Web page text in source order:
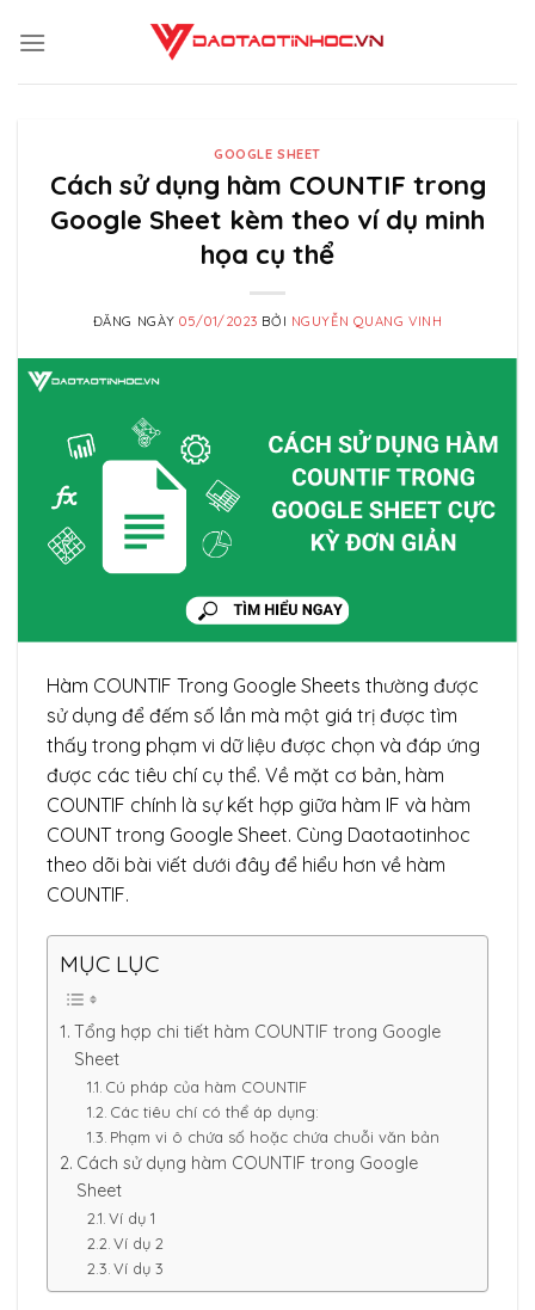
GOOGLE SHEET
Cách sử dụng hàm COUNTIF trong
Google Sheet kèm theo ví dụ minh
họa cụ thể
ĐĂNG NGÀY05/01/2023 BỞI NGUYỄN QUANG VINH
Hàm COUNTIF Trong Google Sheets thường được
sử dụng để đếm số lần mà một giá trị được tìm
thấy trong phạm vi dữ liệu được chọn và đáp ứng
được các tiêu chí cụ thể. Về mặt cơ bản, hàm
COUNTIF chính là sự kết hợp giữa hàm IF và hàm
COUNT trong Google Sheet. Cùng Daotaotinhoc
theo dõi bài viết dưới đây để hiểu hơn về hàm
COUNTIF.
MỤC LỤC
Tổng hợp chi tiết hàm COUNTIF trong Google
Sheet
Cú pháp của hàm COUNTIF
Các tiêu chí có thể áp dụng:
Phạm vi ô chứa số hoặc chứa chuỗi văn bản
Cách sử dụng hàm COUNTIF trong Google
Sheet
Ví dụ 1
Ví dụ 2
Ví dụ 3